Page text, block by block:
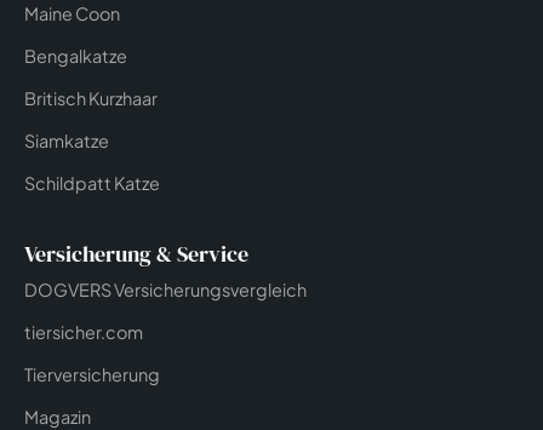
Maine Coon
Bengalkatze
Britisch Kurzhaar
Siamkatze
Schildpatt Katze
Versicherung & Service
DOGVERS Versicherungsvergleich
tiersicher.com
Tierversicherung
Magazin